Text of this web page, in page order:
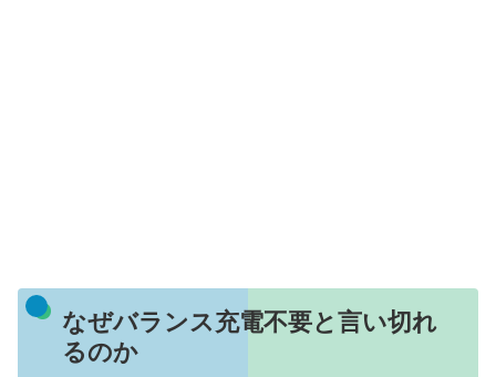
なぜバランス充電不要と言い切れ
るのか